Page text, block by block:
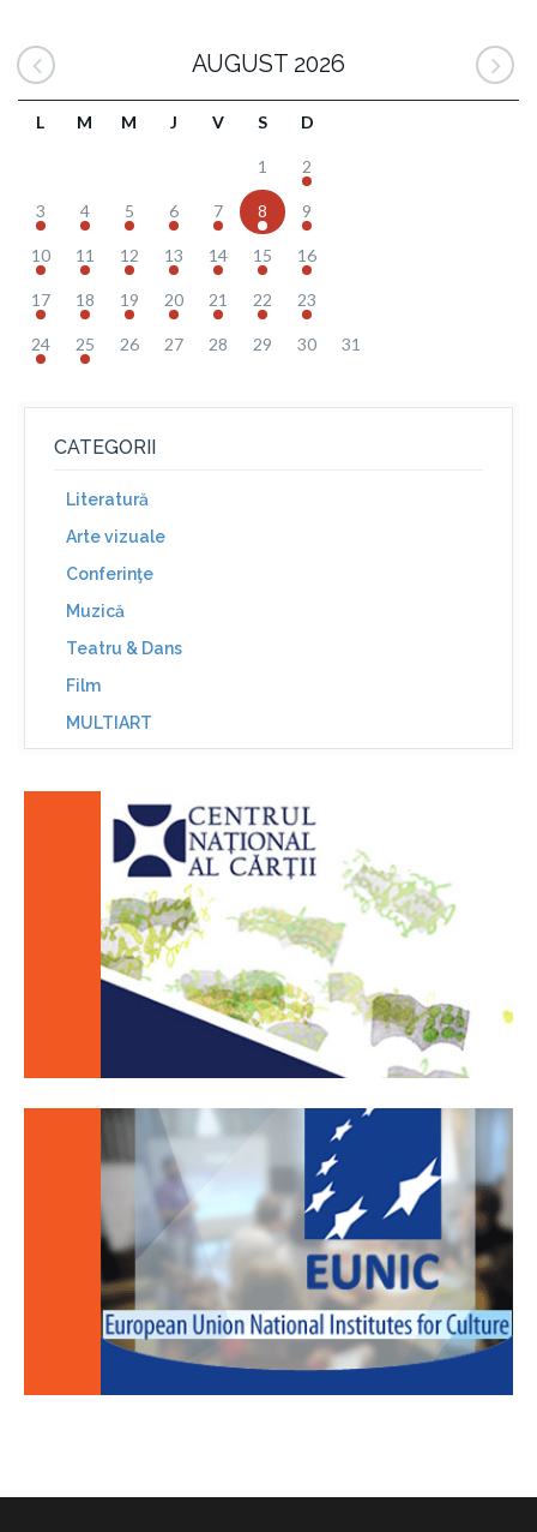
AUGUST 2026
L M M J V S D
1 2
3 4 5 6 7 8 9
10 11 12 13 14 15 16
17 18 19 20 21 22 23
24 25 26 27 28 29 30 31
CATEGORII
Literatură
Arte vizuale
Conferinţe
Muzică
Teatru & Dans
Film
MULTIART